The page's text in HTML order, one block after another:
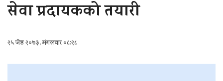
सेवा प्रदायकको तयारी
२५ जेष्ठ २०७३, मंगलवार ०८:२८